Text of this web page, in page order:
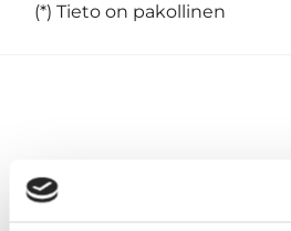
(*) Tieto on pakollinen